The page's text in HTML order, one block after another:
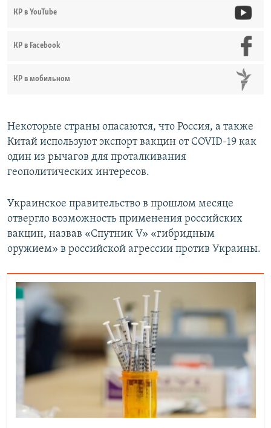
КР в YouTube
КР в Facebook
КР в мобильном
Некоторые страны опасаются, что Россия, а также
Китай используют экспорт вакцин от COVID-19 как
один из рычагов для проталкивания
геополитических интересов.
Украинское правительство в прошлом месяце
отвергло возможность применения российских
вакцин, назвав «Спутник V» «гибридным
оружием» в российской агрессии против Украины.